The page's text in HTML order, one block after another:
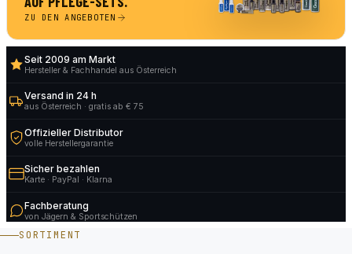
ZU DEN ANGEBOTEN
Seit 2009 am Markt
Hersteller & Fachhandel aus Österreich
Versand in 24 h
aus Österreich · gratis ab € 75
Offizieller Distributor
volle Herstellergarantie
Sicher bezahlen
Karte · PayPal · Klarna
Fachberatung
von Jägern & Sportschützen
SORTIMENT